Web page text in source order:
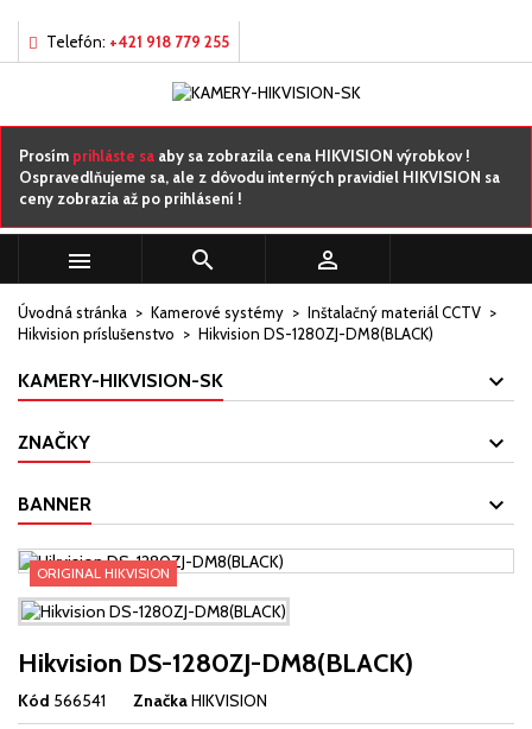
Telefón: +421 918 779 255
Prosím prihláste sa aby sa zobrazila cena HIKVISION výrobkov !
Ospravedlňujeme sa, ale z dôvodu interných pravidiel HIKVISION sa
ceny zobrazia až po prihlásení !
  
Úvodná stránka Kamerové systémy
Inštalačný materiál CCTV
Hikvision príslušenstvo
Hikvision DS-1280ZJ-DM8(BLACK)
KAMERY-HIKVISION-SK
ZNAČKY
BANNER
ORIGINAL HIKVISION
Hikvision DS-1280ZJ-DM8(BLACK)
Kód 566541 ZnačkaHIKVISION
Môj zoznamy prianí
Vytvorte nový zoznam
Vytvoriť zoznam želaní
Zrušiť Vytvoriť zoznam želaní
Prihlásiť sa
Musíte byť prihlásený, aby ste si mohli výrobky uložiť do
svojho zoznamu želaní.